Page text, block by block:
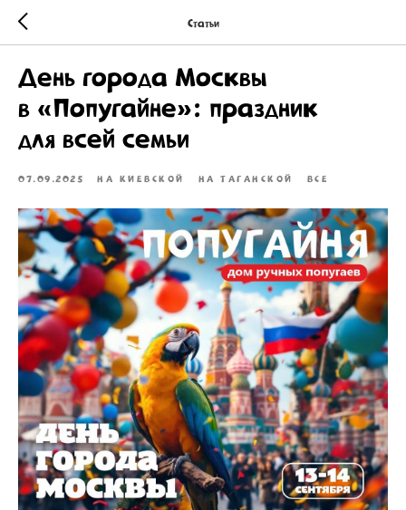
Статьи
День города Москвы
в «Попугайне»: праздник
для всей семьи
07.09.2025 НА КИЕВСКОЙ НА ТАГАНСКОЙ ВСЕ